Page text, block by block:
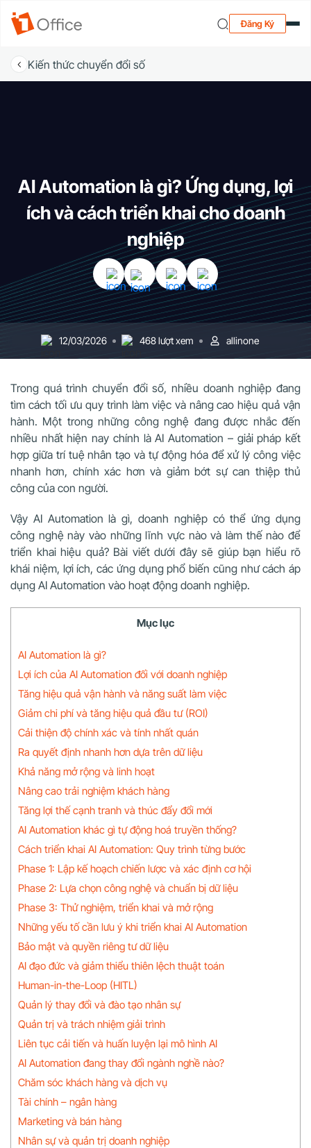
Đăng Ký
Kiến thức chuyển đổi số
AI Automation là gì? Ứng dụng, lợi
ích và cách triển khai cho doanh
nghiệp
12/03/2026 468 lượt xem allinone
Trong quá trình chuyển đổi số, nhiều doanh nghiệp đang
tìm cách tối ưu quy trình làm việc và nâng cao hiệu quả vận
hành. Một trong những công nghệ đang được nhắc đến
nhiều nhất hiện nay chính là AI Automation – giải pháp kết
hợp giữa trí tuệ nhân tạo và tự động hóa để xử lý công việc
nhanh hơn, chính xác hơn và giảm bớt sự can thiệp thủ
công của con người.
Vậy AI Automation là gì, doanh nghiệp có thể ứng dụng
công nghệ này vào những lĩnh vực nào và làm thế nào để
triển khai hiệu quả? Bài viết dưới đây sẽ giúp bạn hiểu rõ
khái niệm, lợi ích, các ứng dụng phổ biến cũng như cách áp
dụng AI Automation vào hoạt động doanh nghiệp.
Mục lục
AI Automation là gì?
Lợi ích của AI Automation đối với doanh nghiệp
Tăng hiệu quả vận hành và năng suất làm việc
Giảm chi phí và tăng hiệu quả đầu tư (ROI)
Cải thiện độ chính xác và tính nhất quán
Ra quyết định nhanh hơn dựa trên dữ liệu
Khả năng mở rộng và linh hoạt
Nâng cao trải nghiệm khách hàng
Tăng lợi thế cạnh tranh và thúc đẩy đổi mới
AI Automation khác gì tự động hoá truyền thống?
Cách triển khai AI Automation: Quy trình từng bước
Phase 1: Lập kế hoạch chiến lược và xác định cơ hội
Phase 2: Lựa chọn công nghệ và chuẩn bị dữ liệu
Phase 3: Thử nghiệm, triển khai và mở rộng
Những yếu tố cần lưu ý khi triển khai AI Automation
Bảo mật và quyền riêng tư dữ liệu
AI đạo đức và giảm thiểu thiên lệch thuật toán
Human-in-the-Loop (HITL)
Quản lý thay đổi và đào tạo nhân sự
Quản trị và trách nhiệm giải trình
Liên tục cải tiến và huấn luyện lại mô hình AI
AI Automation đang thay đổi ngành nghề nào?
Chăm sóc khách hàng và dịch vụ
Tài chính – ngân hàng
Marketing và bán hàng
Nhân sự và quản trị doanh nghiệp